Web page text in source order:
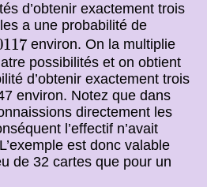
d’obtenir exactement trois
a une probabilité de
environ. On la multiplie
possibilités et on obtient
d’obtenir exactement trois
environ. Notez que dans
directement les
l’effectif n’avait
est donc valable
de 32 cartes que pour un